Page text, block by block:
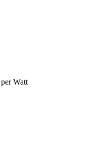
Watt